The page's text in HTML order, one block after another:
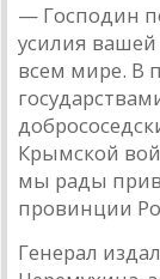
— Господин
усилия
всем мире. В
Крымской
мы рaды
провинции
Генерaл